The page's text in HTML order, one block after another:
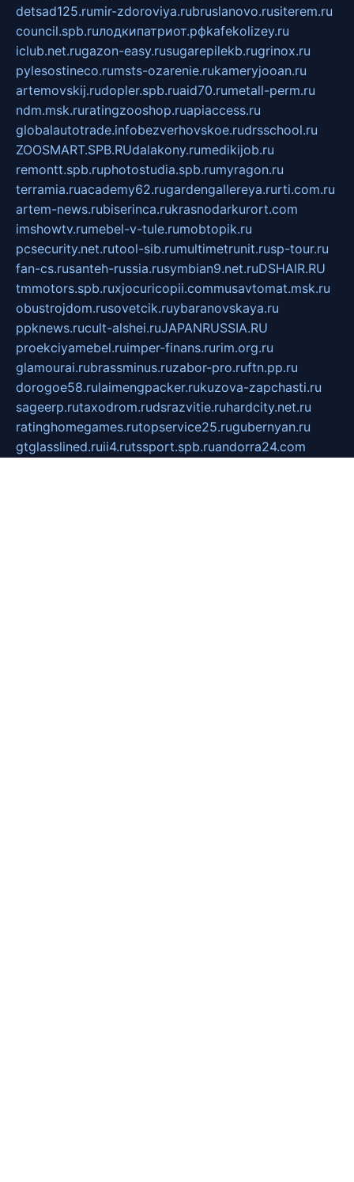
detsad125.rumir-zdoroviya.rubruslanovo.rusiterem.ru
council.spb.ruлодкипатриот.рфkafekolizey.ru
iclub.net.rugazon-easy.rusugarepilekb.rugrinox.ru
pylesostineco.rumsts-ozarenie.rukameryjooan.ru
artemovskij.rudopler.spb.ruaid70.rumetall-perm.ru
ndm.msk.ruratingzooshop.ruapiaccess.ru
globalautotrade.infobezverhovskoe.rudrsschool.ru
ZOOSMART.SPB.RUdalakony.rumedikijob.ru
remontt.spb.ruphotostudia.spb.rumyragon.ru
terramia.ruacademy62.rugardengallereya.rurti.com.ru
artem-news.rubiserinca.rukrasnodarkurort.com
imshowtv.rumebel-v-tule.rumobtopik.ru
pcsecurity.net.rutool-sib.rumultimetrunit.rusp-tour.ru
fan-cs.rusanteh-russia.rusymbian9.net.ruDSHAIR.RU
tmmotors.spb.ruxjocuricopii.commusavtomat.msk.ru
obustrojdom.rusovetcik.ruybaranovskaya.ru
ppknews.rucult-alshei.ruJAPANRUSSIA.RU
proekciyamebel.ruimper-finans.rurim.org.ru
glamourai.rubrassminus.ruzabor-pro.ruftn.pp.ru
dorogoe58.rulaimengpacker.rukuzova-zapchasti.ru
sageerp.rutaxodrom.rudsrazvitie.ruhardcity.net.ru
ratinghomegames.rutopservice25.rugubernyan.ru
gtglasslined.ruii4.rutssport.spb.ruandorra24.com